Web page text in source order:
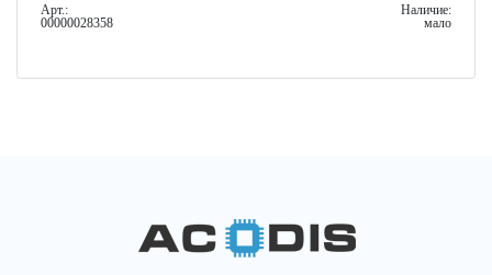
Арт.:
00000028358
Наличие:
мало